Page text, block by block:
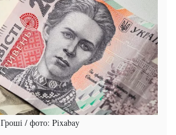
Гроші / фото: Pixabay